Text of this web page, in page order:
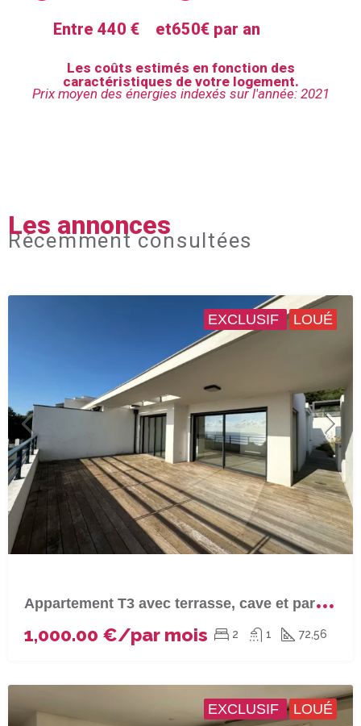
Entre 440 € et650€ par an
Les coûts estimés en fonction des
caractéristiques de votre logement.
Prix moyen des énergies indexés sur l'année: 2021
Les annonces
Récemment consultées
EXCLUSIF LOUÉ
A
ppartement T3 avec terrasse, cave et parking couvert à VILLE DI PIETRABUNO
1,000.00 €/par mois 2 1 72,56
EXCLUSIF LOUÉ